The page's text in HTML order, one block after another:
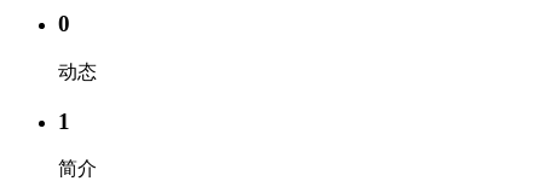
0
动态
1
简介